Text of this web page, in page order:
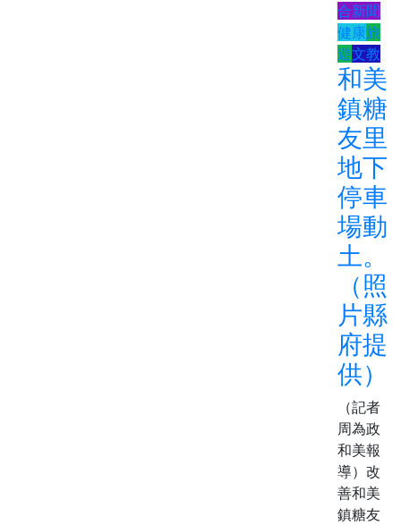
合新聞
健康旅
遊文教
和美
鎮糖
友里
地下
停車
場動
土。
（照
片縣
府提
供）
（記者
周為政
和美報
導）改
善和美
鎮糖友